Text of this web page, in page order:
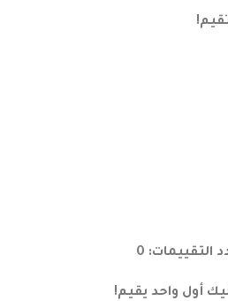
0
أول واحد يقيم!